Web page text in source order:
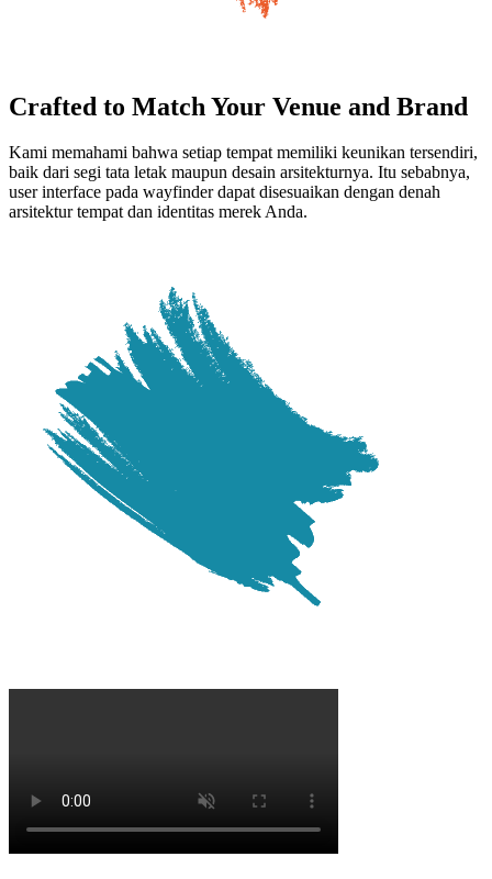
Crafted to Match Your Venue and Brand
Kami memahami bahwa setiap tempat memiliki keunikan tersendiri,
baik dari segi tata letak maupun desain arsitekturnya. Itu sebabnya,
user interface pada wayfinder dapat disesuaikan dengan denah
arsitektur tempat dan identitas merek Anda.